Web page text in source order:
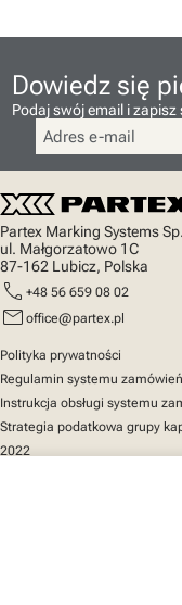
Dowiedz się
Podaj swój email i
Partex Marking Systems
ul. Małgorzatowo 1C
87-162 Lubicz, Polska
call +48 56 659 08 02
mail office@partex.pl
Polityka prywatności
Regulamin systemu zamówień
Instrukcja obsługi systemu
Strategia podatkowa grupy
2022